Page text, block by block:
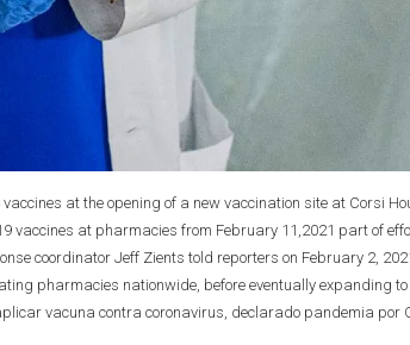
at the opening of a new vaccination site at Corsi
vaccines at pharmacies from February 11,2021 part of
coordinator Jeff Zients told reporters on February 2,
pharmacies nationwide, before eventually expanding to
vacuna contra coronavirus, declarado pandemia por